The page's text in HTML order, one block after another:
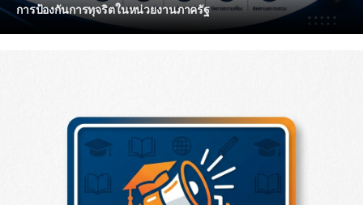
การป้องกันการทุจริตในหน่วยงานภาครัฐ